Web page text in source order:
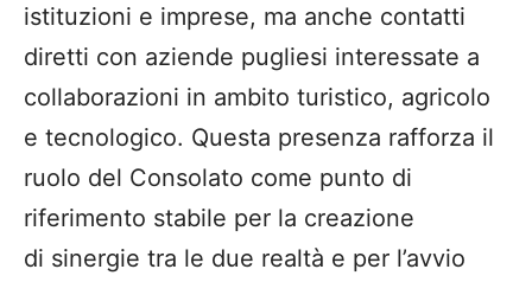
istituzioni e imprese, ma anche contatti
diretti con aziende pugliesi interessate a
collaborazioni in ambito turistico, agricolo
e tecnologico. Questa presenza rafforza il
ruolo del Consolato come punto di
riferimento stabile per la creazione
di sinergie tra le due realtà e per l’avvio